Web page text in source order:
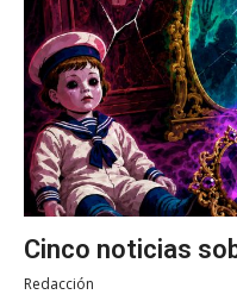
Cinco noticias
Redacción